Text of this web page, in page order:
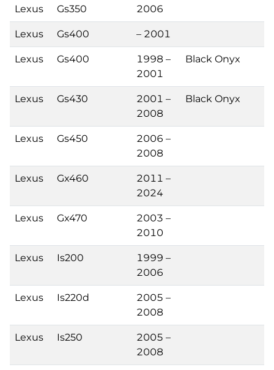
Lexus Gs350 2006
Lexus Gs400 – 2001
Lexus Gs400
1998 –
2001
Black Onyx
Lexus Gs430
2001 –
2008
Black Onyx
Lexus Gs450
2006 –
2008
Lexus Gx460
2011 –
2024
Lexus Gx470
2003 –
2010
Lexus Is200
1999 –
2006
Lexus Is220d
2005 –
2008
Lexus Is250
2005 –
2008